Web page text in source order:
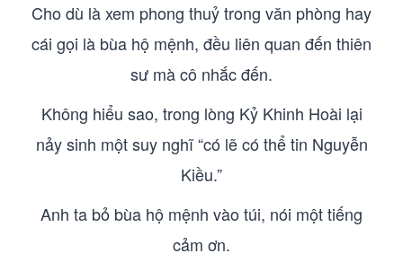
Cho dù là xem phong thuỷ trong văn phòng hay
cái gọi là bùa hộ mệnh, đều liên quan đến thiên
sư mà cô nhắc đến.
Không hiểu sao, trong lòng Kỷ Khinh Hoài lại
nảy sinh một suy nghĩ “có lẽ có thể tin Nguyễn
Kiều.”
Anh ta bỏ bùa hộ mệnh vào túi, nói một tiếng
cảm ơn.